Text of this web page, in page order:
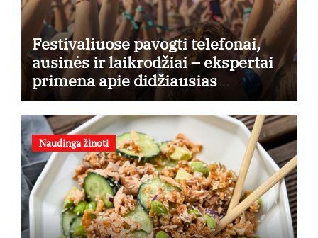
Festivaliuose pavogti telefonai,
ausinės ir laikrodžiai – ekspertai
primena apie didžiausias
finansines rizikas
Naudinga žinoti